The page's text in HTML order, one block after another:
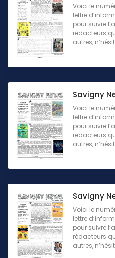
Voici le
lettre
pour suivre
rédacteurs
autres,
Savigny
Voici le
lettre
pour suivre
rédacteurs
autres,
Savigny
Voici le
lettre
pour suivre
rédacteurs
autres,